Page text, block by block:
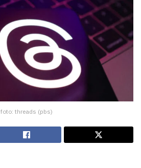
foto: threads (pbs)